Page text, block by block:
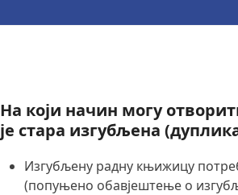
На који начин могу
је стара изгубљена
Изгубљену радну књижицу
(попуњено обавјештење о